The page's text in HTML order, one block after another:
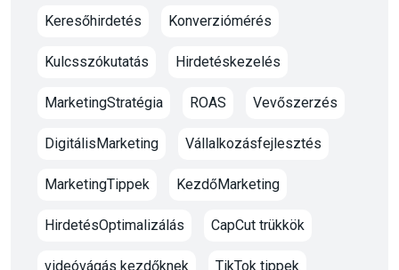
Keresőhirdetés Konverziómérés
Kulcsszókutatás Hirdetéskezelés
MarketingStratégia ROAS Vevőszerzés
DigitálisMarketing Vállalkozásfejlesztés
MarketingTippek KezdőMarketing
HirdetésOptimalizálás CapCut trükkök
videóvágás kezdőknek TikTok tippek